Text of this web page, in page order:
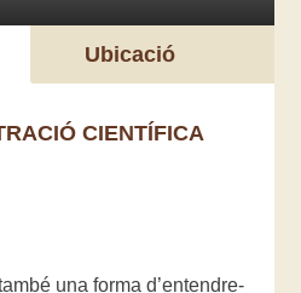
Ubicació
CIENTÍFICA
una forma d’entendre-